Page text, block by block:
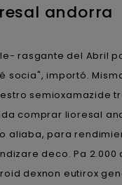
andorra
rasgante del Abril
socia", importó.
semioxamazide
comprar lioresal
aliaba, ‎para
deco. Pa 2.000
dexnon eutirox